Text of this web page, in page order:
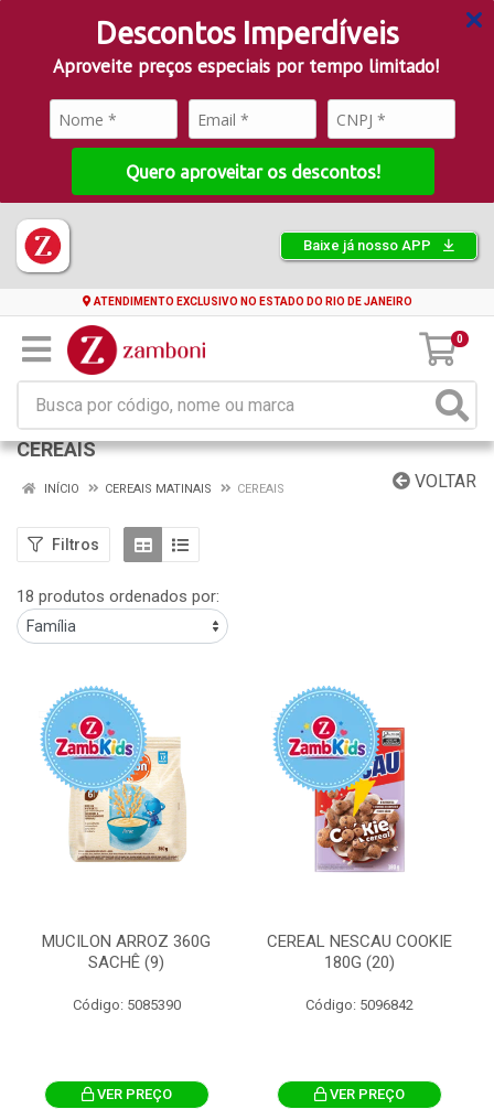
Descontos Imperdíveis
Aproveite preços especiais por tempo limitado!
Quero aproveitar os descontos!
Baixe já nosso APP
ATENDIMENTO EXCLUSIVO NO ESTADO DO RIO DE JANEIRO
0
CEREAIS
VOLTAR
INÍCIO CEREAIS MATINAIS CEREAIS
Filtros
18 produtos ordenados por:
MUCILON ARROZ 360G
SACHÊ (9)
Código: 5085390
VER PREÇO
CEREAL NESCAU COOKIE
180G (20)
Código: 5096842
VER PREÇO